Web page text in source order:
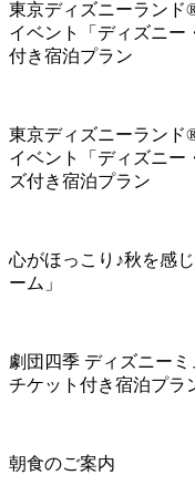
東京ディズニーラン
イベント「ディズニー
付き宿泊プラン
東京ディズニーラン
イベント「ディズニー
ズ付き宿泊プラン
心がほっこり♪秋を感
ーム」
劇団四季 ディズニー
チケット付き宿泊プラ
朝食のご案内